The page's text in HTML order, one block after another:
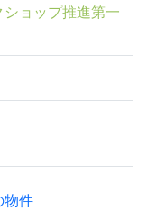
ョップ推進第一
物件